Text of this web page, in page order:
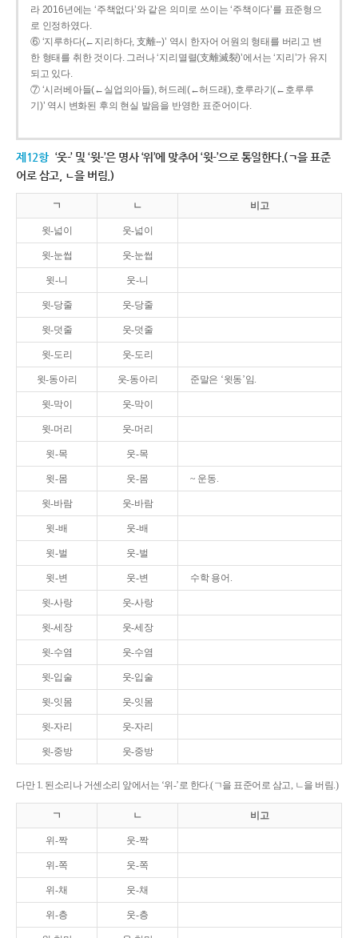
라 2016년에는 ‘주책없다’와 같은 의미로 쓰이는 ‘주책이다’를 표준형으
로 인정하였다.
⑥ ‘지루하다(←지리하다, 支離--)’ 역시 한자어 어원의 형태를 버리고 변
한 형태를 취한 것이다. 그러나 ‘지리멸렬(支離滅裂)’에서는 ‘지리’가 유지
되고 있다.
⑦ ‘시러베아들(←실업의아들), 허드레(←허드래), 호루라기(←호루루
기)’ 역시 변화된 후의 현실 발음을 반영한 표준어이다.
제12항 ‘웃-’ 및 ‘윗-’은 명사 ‘위’에 맞추어 ‘윗-’으로 통일한다.(ㄱ을 표준
어로 삼고, ㄴ을 버림.)
ㄱ ㄴ 비고
윗-넓이 웃-넓이
윗-눈썹 웃-눈썹
윗-니 웃-니
윗-당줄 웃-당줄
윗-덧줄 웃-덧줄
윗-도리 웃-도리
윗-동아리 웃-동아리 준말은 ‘윗동’임.
윗-막이 웃-막이
윗-머리 웃-머리
윗-목 웃-목
윗-몸 웃-몸 ~ 운동.
윗-바람 웃-바람
윗-배 웃-배
윗-벌 웃-벌
윗-변 웃-변 수학 용어.
윗-사랑 웃-사랑
윗-세장 웃-세장
윗-수염 웃-수염
윗-입술 웃-입술
윗-잇몸 웃-잇몸
윗-자리 웃-자리
윗-중방 웃-중방
다만 1. 된소리나 거센소리 앞에서는 ‘위-’로 한다.(ㄱ을 표준어로 삼고, ㄴ을 버림.)
ㄱ ㄴ 비고
위-짝 웃-짝
위-쪽 웃-쪽
위-채 웃-채
위-층 웃-층